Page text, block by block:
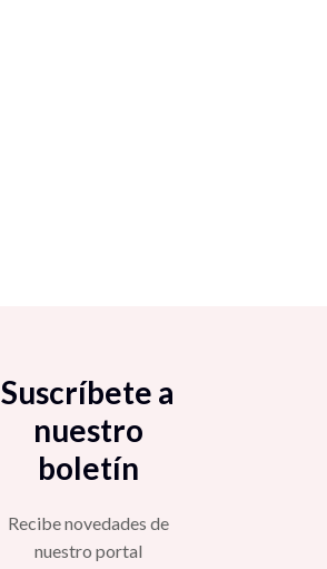
Suscríbete a
nuestro
boletín
Recibe novedades de
nuestro portal